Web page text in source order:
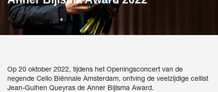
Op 20 oktober 2022, tijdens het Openingsconcert van de
negende Cello Biënnale Amsterdam, ontving de veelzijdige cellist
Jean-Guihen Queyras de Anner Bijlsma Award.